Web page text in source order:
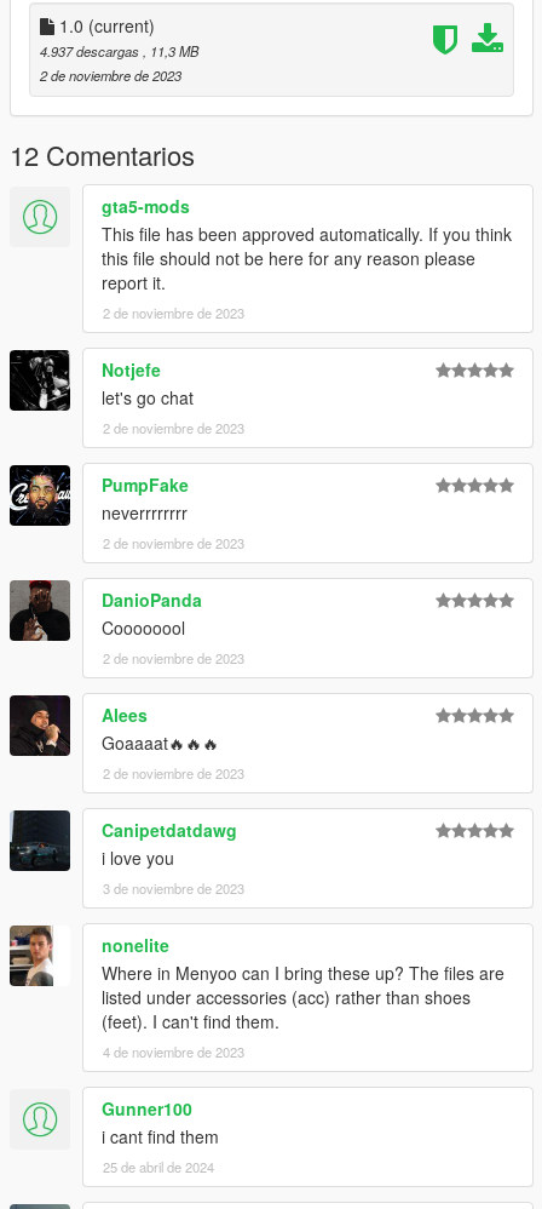
1.0 (current)
4.937 descargas
, 11,3 MB
2 de noviembre de 2023
12 Comentarios
gta5-mods
This file has been approved automatically. If you think
this file should not be here for any reason please
report it.
2 de noviembre de 2023
Notjefe
let's go chat
2 de noviembre de 2023
PumpFake
neverrrrrrrr
2 de noviembre de 2023
DanioPanda
Coooooool
2 de noviembre de 2023
Alees
Goaaaat🔥🔥🔥
2 de noviembre de 2023
Canipetdatdawg
i love you
3 de noviembre de 2023
nonelite
Where in Menyoo can I bring these up? The files are
listed under accessories (acc) rather than shoes
(feet). I can't find them.
4 de noviembre de 2023
Gunner100
i cant find them
25 de abril de 2024